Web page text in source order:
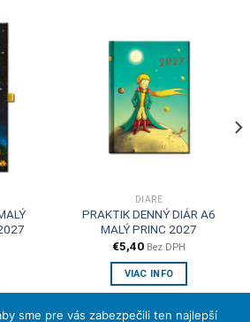
DIÁRE
PRAKTIK DENNÝ DIÁR A6
MALÝ PRINC 2027
€5,40 Bez DPH
VIAC INFO
sme pre vás zabezpečili ten najlepší